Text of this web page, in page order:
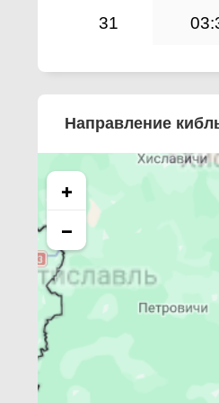
31
Направление
+
−